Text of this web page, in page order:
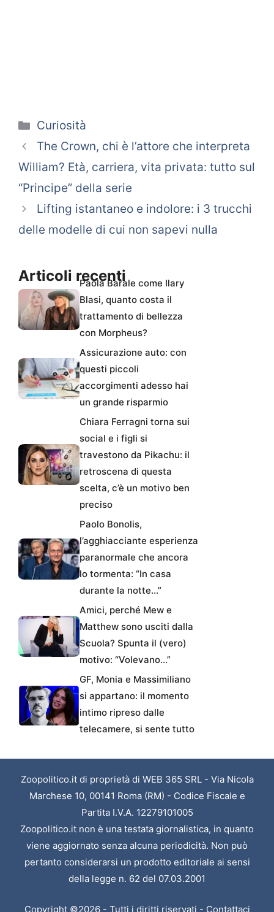
Categorie
Curiosità
The Crown, chi è l’attore che interpreta
William? Età, carriera, vita privata: tutto sul
“Principe” della serie
Lifting istantaneo e indolore: i 3 trucchi
delle modelle di cui non sapevi nulla
Articoli recentiPaola Barale come Ilary
Blasi, quanto costa il
trattamento di bellezza
con Morpheus?
Assicurazione auto: con
questi piccoli
accorgimenti adesso hai
un grande risparmio
Chiara Ferragni torna sui
social e i figli si
travestono da Pikachu: il
retroscena di questa
scelta, c’è un motivo ben
preciso
Paolo Bonolis,
l’agghiacciante esperienza
paranormale che ancora
lo tormenta: “In casa
durante la notte…”
Amici, perché Mew e
Matthew sono usciti dalla
Scuola? Spunta il (vero)
motivo: “Volevano…”
GF, Monia e Massimiliano
si appartano: il momento
intimo ripreso dalle
telecamere, si sente tutto
Zoopolitico.it di proprietà di WEB 365 SRL - Via Nicola
Marchese 10, 00141 Roma (RM) - Codice Fiscale e
Partita I.V.A. 12279101005
Zoopolitico.it non è una testata giornalistica, in quanto
viene aggiornato senza alcuna periodicità. Non può
pertanto considerarsi un prodotto editoriale ai sensi
della legge n. 62 del 07.03.2001
Copyright ©2026 - Tutti i diritti riservati - Contattaci